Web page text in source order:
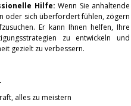
Hilfe: Wenn Sie anhaltende
oder sich überfordert fühlen, zögern
Er kann Ihnen helfen, Ihre
zu entwickeln und
gezielt zu verbessern.
alles zu meistern